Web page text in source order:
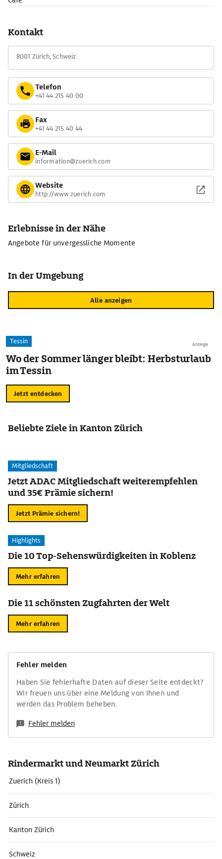
Kontakt
8001 Zürich, Schweiz
Telefon
+41 44 215 40 00
Fax
+41 44 215 40 44
E-Mail
information@zuerich.com
Website
http://www.zuerich.com
Erlebnisse in der Nähe
Angebote für unvergessliche Momente
In der Umgebung
Alle anzeigen
Anzeige
Tessin
Wo der Sommer länger bleibt: Herbsturlaub
im Tessin
Jetzt entdecken
Beliebte Ziele in Kanton Zürich
Mitgliedschaft
Jetzt ADAC Mitgliedschaft weiterempfehlen
und 35€ Prämie sichern!
Jetzt Prämie sichern!
Highlights
Die 10 Top-Sehenswürdigkeiten in Koblenz
Mehr erfahren
Die 11 schönsten Zugfahrten der Welt
Mehr erfahren
Fehler melden
Haben Sie fehlerhafte Daten auf dieser Seite entdeckt?
Wir freuen uns über eine Meldung von Ihnen und
werden das Problem beheben.
Fehler melden
Rindermarkt und Neumarkt Zürich
Zuerich (Kreis 1)
Zürich
Kanton Zürich
Schweiz